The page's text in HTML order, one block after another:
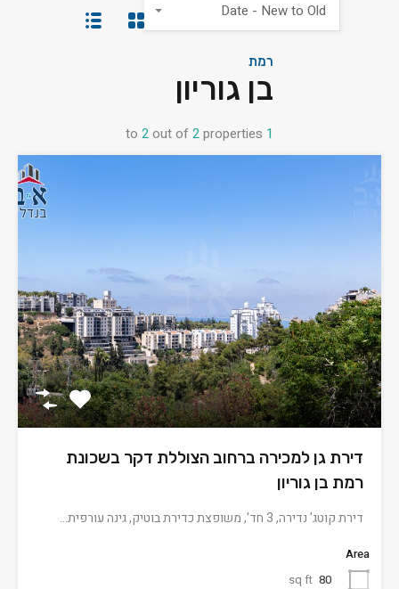
רמת
בן גוריון
1
to 2out of 2properties
Date - New to Old
דירת גן למכירה ברחוב הצוללת דקר בשכונת
רמת בן גוריון
דירת קוטג' נדירה, 3 חד', משופצת כדירת בוטיק, גינה עורפית…
Area
80
sq ft